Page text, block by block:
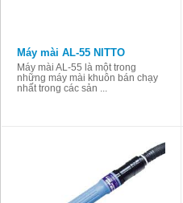
Máy mài AL-55 NITTO
Máy mài AL-55 là một trong
những máy mài khuôn bán chạy
nhất trong các sản ...